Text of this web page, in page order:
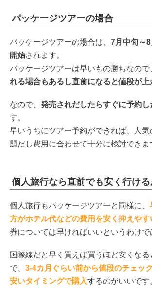
パッケージツアーの場合
パッケージツアーの場合は、 7月中旬～
開始されます。
パッケージツアーは早いもの勝ちなので
れる場合もあるし直前になると値段が上
なので、 発売されだしたらすぐに予約し
す。
早いうちにツアー予約ができれば、人
題だし費用に合わせて十分に検討できま
個人旅行なら直前でも安く行ける
個人旅行もパッケージツアーと同様に、
方がホテル代などの費用を安く抑えやす
券については早ければいいというわけで
国際線だと早く買えば買うほど安くな
で、 3-4カ月ぐらい前から値段のチェッ
安いタイミングで購入するのがいいです